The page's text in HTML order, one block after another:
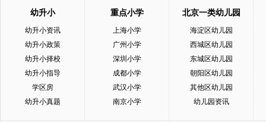
幼升小
幼升小资讯
幼升小政策
幼升小择校
幼升小指导
学区房
幼升小真题
重点小学
上海小学
广州小学
深圳小学
成都小学
武汉小学
南京小学
北京一类幼儿园
海淀区幼儿园
西城区幼儿园
东城区幼儿园
朝阳区幼儿园
其他区幼儿园
幼儿园资讯